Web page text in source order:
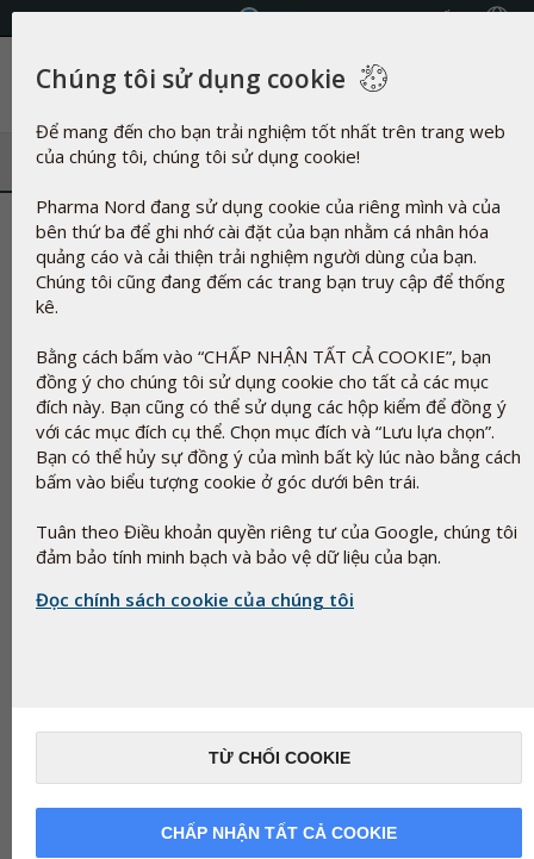
Danh mục
Dextrose
Tại Pharma Nord, nó được thêm vào với vai trò là thức ăn cho vi
thường được làm từ bắp.
(Các) thuật ngữ liên quan cho thành phần này
Chúng tôi sử dụng cookie
Để mang đến cho bạn trải nghiệm tốt nhất trên trang web
của chúng tôi, chúng tôi sử dụng cookie!
Pharma Nord đang sử dụng cookie của riêng mình và của
bên thứ ba để ghi nhớ cài đặt của bạn nhằm cá nhân hóa
quảng cáo và cải thiện trải nghiệm người dùng của bạn.
Chúng tôi cũng đang đếm các trang bạn truy cập để thống
kê.
Bằng cách bấm vào “CHẤP NHẬN TẤT CẢ COOKIE”, bạn
đồng ý cho chúng tôi sử dụng cookie cho tất cả các mục
đích này. Bạn cũng có thể sử dụng các hộp kiểm để đồng ý
với các mục đích cụ thể. Chọn mục đích và “Lưu lựa chọn”.
Bạn có thể hủy sự đồng ý của mình bất kỳ lúc nào bằng cách
bấm vào biểu tượng cookie ở góc dưới bên trái.
Tuân theo Điều khoản quyền riêng tư của Google, chúng tôi
đảm bảo tính minh bạch và bảo vệ dữ liệu của bạn.
Đọc chính sách cookie của chúng tôi
TỪ CHỐI COOKIE
CHẤP NHẬN TẤT CẢ COOKIE